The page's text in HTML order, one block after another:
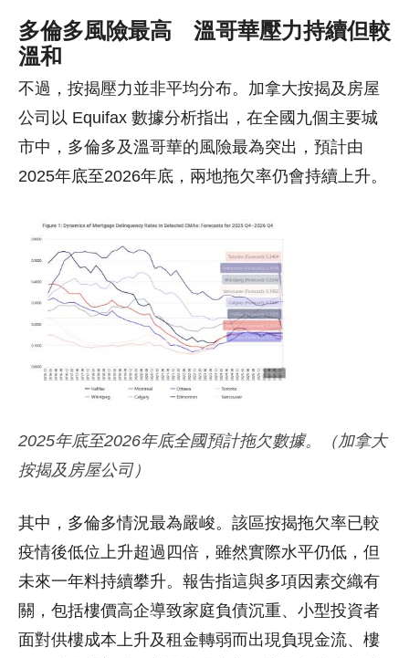
多倫多風險最高 溫哥華壓力持續但較
溫和
不過，按揭壓力並非平均分布。加拿大按揭及房屋
公司以 Equifax 數據分析指出，在全國九個主要城
市中，多倫多及溫哥華的風險最為突出，預計由
2025年底至2026年底，兩地拖欠率仍會持續上升。
2025年底至2026年底全國預計拖欠數據。（加拿大
按揭及房屋公司）
其中，多倫多情況最為嚴峻。該區按揭拖欠率已較
疫情後低位上升超過四倍，雖然實際水平仍低，但
未來一年料持續攀升。報吿指這與多項因素交織有
關，包括樓價高企導致家庭負債沉重、小型投資者
面對供樓成本上升及租金轉弱而出現負現金流、樓